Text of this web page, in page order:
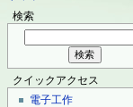
検索
クイックアクセス
電子工作